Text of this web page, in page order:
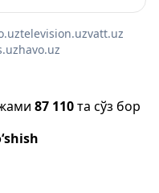
television.uzvatt.uz
havo.uz
87 110та сўз бор